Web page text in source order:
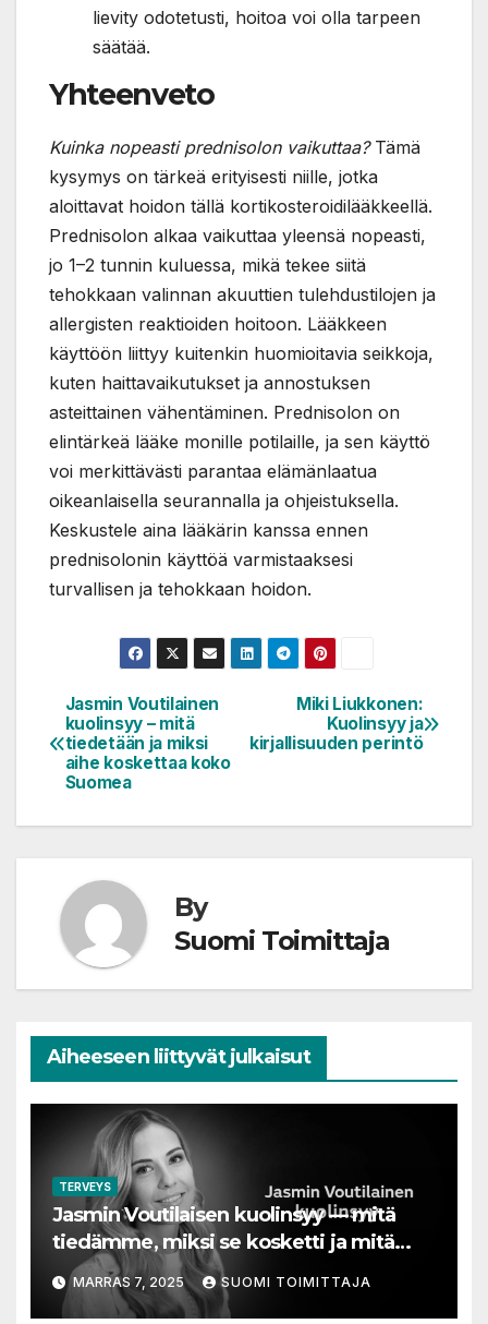
lievity odotetusti, hoitoa voi olla tarpeen
säätää.
Yhteenveto
Kuinka nopeasti prednisolon vaikuttaa?Tämä
kysymys on tärkeä erityisesti niille, jotka
aloittavat hoidon tällä kortikosteroidilääkkeellä.
Prednisolon alkaa vaikuttaa yleensä nopeasti,
jo 1–2 tunnin kuluessa, mikä tekee siitä
tehokkaan valinnan akuuttien tulehdustilojen ja
allergisten reaktioiden hoitoon. Lääkkeen
käyttöön liittyy kuitenkin huomioitavia seikkoja,
kuten haittavaikutukset ja annostuksen
asteittainen vähentäminen. Prednisolon on
elintärkeä lääke monille potilaille, ja sen käyttö
voi merkittävästi parantaa elämänlaatua
oikeanlaisella seurannalla ja ohjeistuksella.
Keskustele aina lääkärin kanssa ennen
prednisolonin käyttöä varmistaaksesi
turvallisen ja tehokkaan hoidon.
Artikkelien
selaus
Miki Liukkonen:
Kuolinsyy ja
kirjallisuuden perintö
Jasmin Voutilainen
kuolinsyy – mitä
tiedetään ja miksi
aihe koskettaa koko
Suomea
By
Suomi Toimittaja
Aiheeseen liittyvät julkaisut
TERVEYS
Jasmin Voutilaisen kuolinsyy — mitä
tiedämme, miksi se kosketti ja mitä
siitä voi oppia
MARRAS 7, 2025 SUOMI TOIMITTAJA